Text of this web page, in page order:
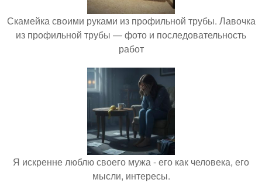
Скамейка своими руками из профильной трубы. Лавочка
из профильной трубы — фото и последовательность
работ
Я искренне люблю своего мужа - его как человека, его
мысли, интересы.